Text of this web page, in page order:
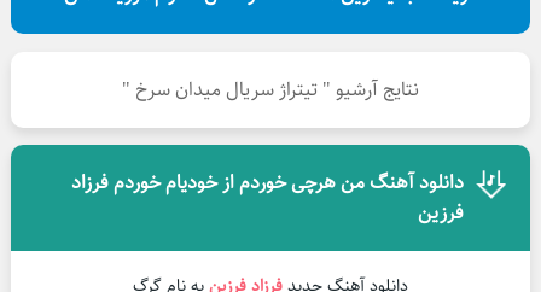
نتایج آرشیو " تیتراژ سریال میدان سرخ "
دانلود آهنگ من هرچی خوردم از خودیام خوردم فرزاد
فرزین
دانلود آهنگ جدیدفرزاد فرزینبه نام گرگ